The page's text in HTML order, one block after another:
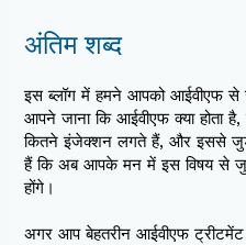
अंतिम शब्द
इस ब्लॉग में हमने आपको आईवीएफ से
आपने जाना कि आईवीएफ क्या होता
कितने इंजेक्शन लगते हैं, और इससे
हैं कि अब आपके मन में इस विषय से
होंगे।
अगर आप बेहतरीन आईवीएफ